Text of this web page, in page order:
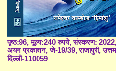
पृष्ठ:96, मूल्य:240 रुपये, संस्करण:
अयन प्रकाशन, जे-19/39, राजापुरी,
दिल्ली-110059